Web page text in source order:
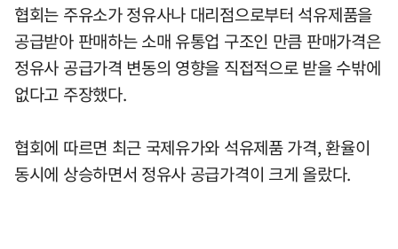
협회는 주유소가 정유사나 대리점으로부터 석유제품을
공급받아 판매하는 소매 유통업 구조인 만큼 판매가격은
정유사 공급가격 변동의 영향을 직접적으로 받을 수밖에
없다고 주장했다.
협회에 따르면 최근 국제유가와 석유제품 가격, 환율이
동시에 상승하면서 정유사 공급가격이 크게 올랐다.